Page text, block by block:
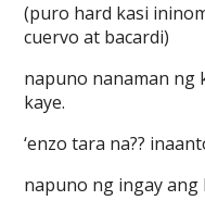
(puro hard kasi
cuervo at bacardi)
napuno nanaman ng
kaye.
‘enzo tara na??
napuno ng ingay